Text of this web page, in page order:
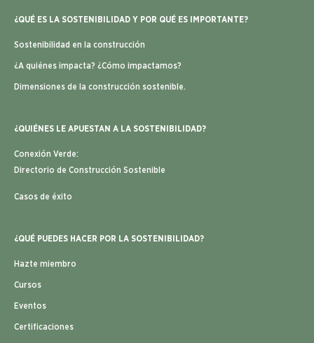
¿QUÉ ES LA SOSTENIBILIDAD Y POR QUÉ ES IMPORTANTE?
Sostenibilidad en la construcción
¿A quiénes impacta? ¿Cómo impactamos?
Dimensiones de la construcción sostenible.
¿QUIÉNES LE APUESTAN A LA SOSTENIBILIDAD?
Conexión Verde:
Directorio de Construcción Sostenible
Casos de éxito
¿QUÉ PUEDES HACER POR LA SOSTENIBILIDAD?
Hazte miembro
Cursos
Eventos
Certificaciones